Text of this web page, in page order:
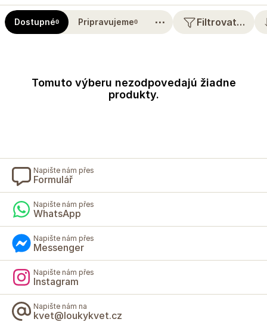
Dostupné0 Pripravujeme0 ⋯ Filtrovat…
Tomuto výberu nezodpovedajú žiadne
produkty.
Napište nám přes
Formulář
Napište nám přes
WhatsApp
Napište nám přes
Messenger
Napište nám přes
Instagram
Napište nám na
kvet@loukykvet.cz